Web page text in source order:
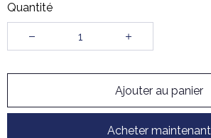
Quantité
Ajouter au panier
Acheter maintenant